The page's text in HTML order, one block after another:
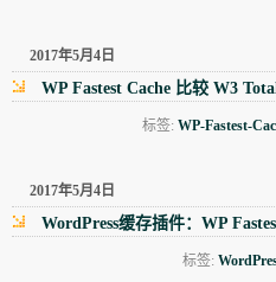
2017年5月4日
WP Fastest Cache 比较 W3
标签:WP-Fastest-
2017年5月4日
WordPress缓存插件：WP
标签: